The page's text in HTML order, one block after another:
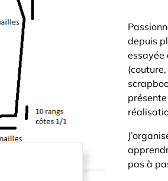
depuis
essayée
pas à